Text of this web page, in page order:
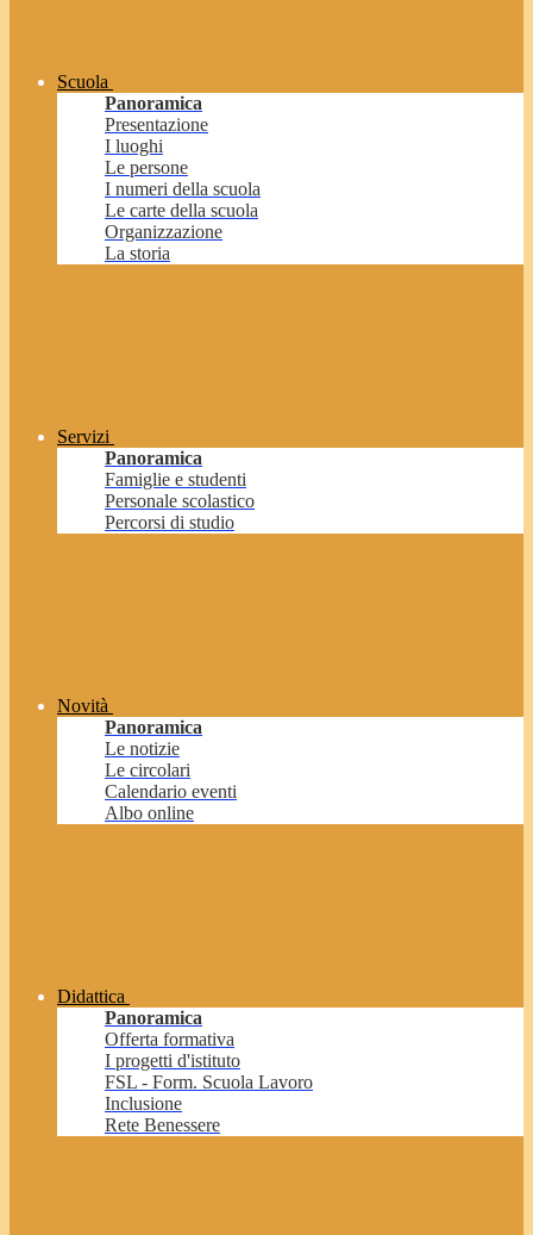
Scuola
Panoramica
Presentazione
I luoghi
Le persone
I numeri della scuola
Le carte della scuola
Organizzazione
La storia
Servizi
Panoramica
Famiglie e studenti
Personale scolastico
Percorsi di studio
Novità
Panoramica
Le notizie
Le circolari
Calendario eventi
Albo online
Didattica
Panoramica
Offerta formativa
I progetti d'istituto
FSL - Form. Scuola Lavoro
Inclusione
Rete Benessere